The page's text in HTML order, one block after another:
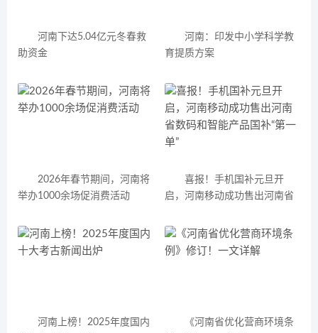
河南下达5.04亿元冬春救
助资金
河南：印发中小学科学教
育提质方案
2026年春节期间，河南将
举办1000余场促消费活动
喜报！手机国补元旦开
启，河南移动成功售出河南省
河南上榜！2025年度国内
《河南省优化营商环境条